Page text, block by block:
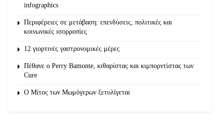
infographics
Περιφέρειες σε μετάβαση: επενδύσεις, πολιτικές και
κοινωνικές ισορροπίες
12 γιορτινές γαστρονομικές μέρες
Πέθανε ο Perry Bamonte, κιθαρίστας και κιμπορντίστας των
Cure
O Μίτος των Μωμόγερων ξετυλίγεται